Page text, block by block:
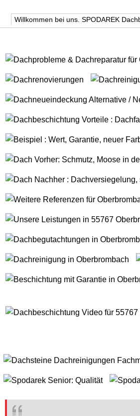
Willkommen bei uns. SPODAREK